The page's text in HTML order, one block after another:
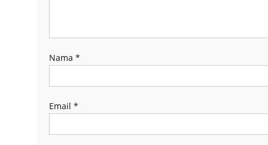
Nama *
Email *